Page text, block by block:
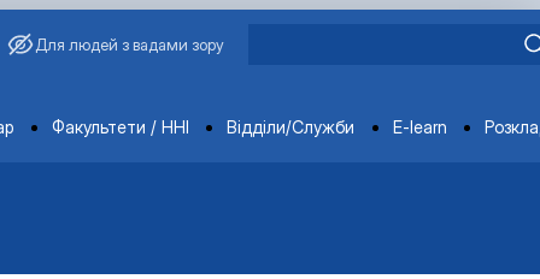
Для людей з вадами зору
Факультети / ННІ Відділи/Служби E-learn